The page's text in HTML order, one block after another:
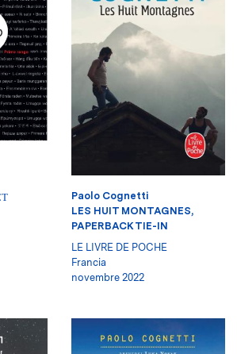
Paolo Cognetti
LES HUIT MONTAGNES,
PAPERBACK TIE-IN
LE LIVRE DE POCHE
Francia
novembre 2022